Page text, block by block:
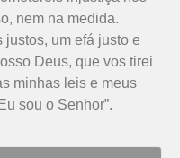
nem na medida.
um efá justo e
Deus, que vos tirei
minhas leis e meus
sou o Senhor”.